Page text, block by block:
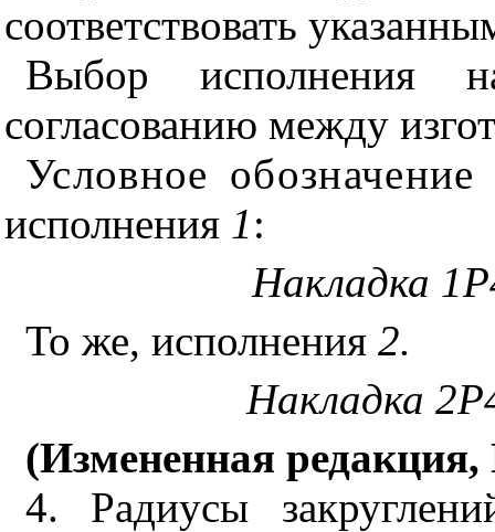
соответствовать
Выбор исполнения
согласованию между
Условное обозначение
исполнения 1:
Накладка
То же, исполнения 2.
Накладка
(Измененная
4. Радиусы